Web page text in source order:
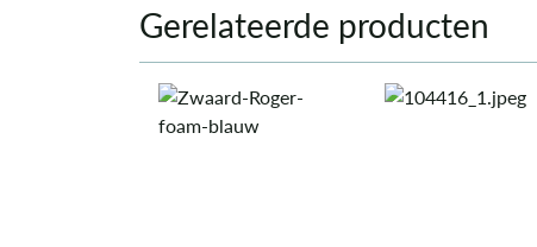
Gerelateerde producten